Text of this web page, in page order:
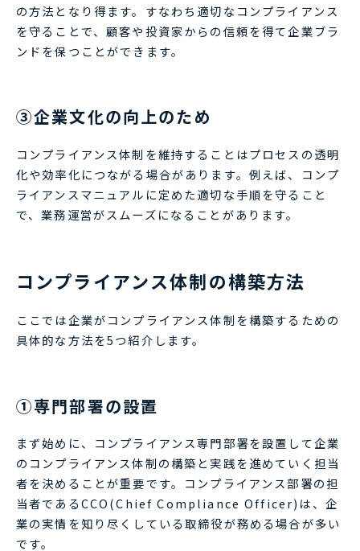
の方法となり得ます。すなわち適切なコンプライアンス
を守ることで、顧客や投資家からの信頼を得て企業ブラ
ンドを保つことができます。
③企業文化の向上のため
コンプライアンス体制を維持することはプロセスの透明
化や効率化につながる場合があります。例えば、コンプ
ライアンスマニュアルに定めた適切な手順を守ること
で、業務運営がスムーズになることがあります。
コンプライアンス体制の構築方法
ここでは企業がコンプライアンス体制を構築するための
具体的な方法を5つ紹介します。
①専門部署の設置
まず始めに、コンプライアンス専門部署を設置して企業
のコンプライアンス体制の構築と実践を進めていく担当
者を決めることが重要です。コンプライアンス部署の担
当者であるCCO(Chief Compliance Officer)は、企
業の実情を知り尽くしている取締役が務める場合が多い
です。